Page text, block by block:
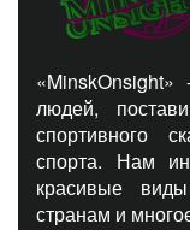
людей,
спортивного
спорта. Нам
красивые
странам и